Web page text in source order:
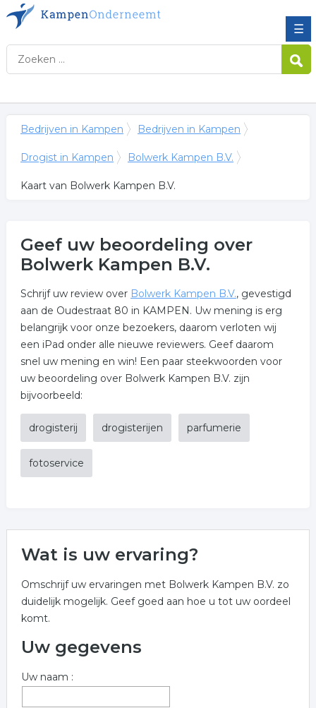
☰
Bedrijven in Kampen Bedrijven in Kampen
Drogist in Kampen Bolwerk Kampen B.V.
Kaart van Bolwerk Kampen B.V.
Geef uw beoordeling over
Bolwerk Kampen B.V.
Schrijf uw review over Bolwerk Kampen B.V., gevestigd
aan de Oudestraat 80 in KAMPEN. Uw mening is erg
belangrijk voor onze bezoekers, daarom verloten wij
een iPad onder alle nieuwe reviewers. Geef daarom
snel uw mening en win! Een paar steekwoorden voor
uw beoordeling over Bolwerk Kampen B.V. zijn
bijvoorbeeld:
drogisterij drogisterijen parfumerie
fotoservice
Wat is uw ervaring?
Omschrijf uw ervaringen met Bolwerk Kampen B.V. zo
duidelijk mogelijk. Geef goed aan hoe u tot uw oordeel
komt.
Uw gegevens
Uw naam :